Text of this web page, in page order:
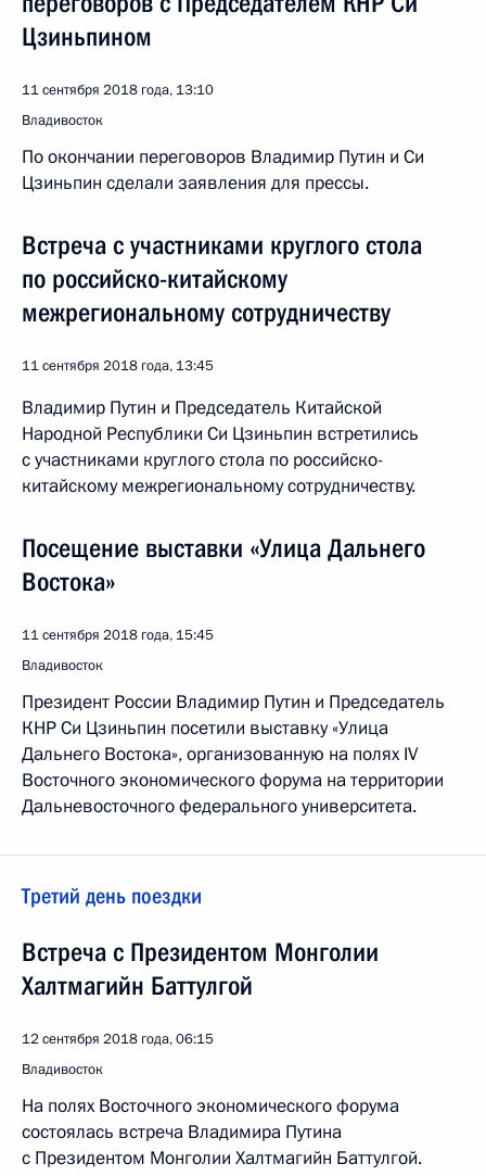
Цзиньпином
11 сентября 2018 года, 13:10
Владивосток
По окончании переговоров Владимир Путин и Си
Цзиньпин сделали заявления для прессы.
Встреча с участниками круглого стола
по российско-китайскому
межрегиональному сотрудничеству
11 сентября 2018 года, 13:45
Владимир Путин и Председатель Китайской
Народной Республики Си Цзиньпин встретились
с участниками круглого стола по российско-
китайскому межрегиональному сотрудничеству.
Посещение выставки «Улица Дальнего
Востока»
11 сентября 2018 года, 15:45
Владивосток
Президент России Владимир Путин и Председатель
КНР Си Цзиньпин посетили выставку «Улица
Дальнего Востока», организованную на полях IV
Восточного экономического форума на территории
Дальневосточного федерального университета.
Третий день поездки
Встреча с Президентом Монголии
Халтмагийн Баттулгой
12 сентября 2018 года, 06:15
Владивосток
На полях Восточного экономического форума
состоялась встреча Владимира Путина
с Президентом Монголии Халтмагийн Баттулгой.